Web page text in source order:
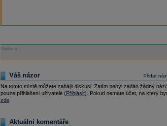
Reklama
Přidat
Váš názor
Na tomto místě můžete zahájit diskusi. Zatím nebyl zadán žádný
pouze přihlášení uživatelé (Přihlásit). Pokud nemáte účet, na který
zde.
Aktuální komentáře